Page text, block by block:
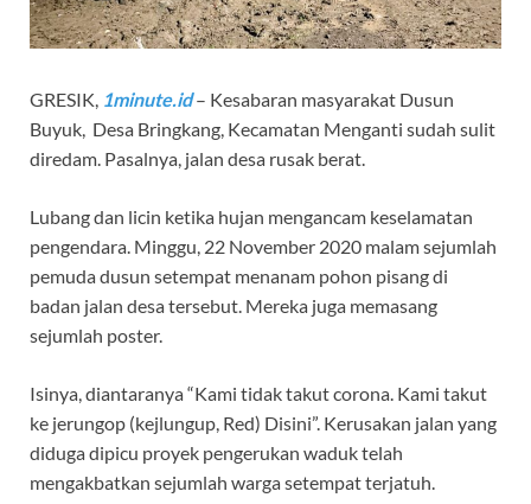
GRESIK, 1minute.id– Kesabaran masyarakat Dusun
Buyuk, Desa Bringkang, Kecamatan Menganti sudah sulit
diredam. Pasalnya, jalan desa rusak berat.
Lubang dan licin ketika hujan mengancam keselamatan
pengendara. Minggu, 22 November 2020 malam sejumlah
pemuda dusun setempat menanam pohon pisang di
badan jalan desa tersebut. Mereka juga memasang
sejumlah poster.
Isinya, diantaranya “Kami tidak takut corona. Kami takut
ke jerungop (kejlungup, Red) Disini”. Kerusakan jalan yang
diduga dipicu proyek pengerukan waduk telah
mengakbatkan sejumlah warga setempat terjatuh.